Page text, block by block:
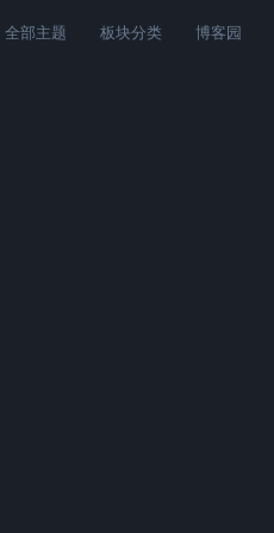
全部主题 板块分类 博客园